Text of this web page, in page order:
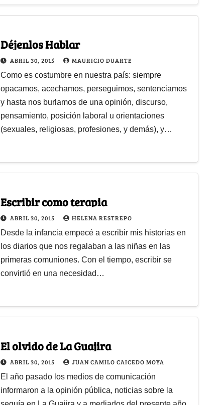
Déjenlos Hablar
ABRIL 30, 2015 MAURICIO DUARTE
Como es costumbre en nuestra país: siempre
opacamos, acechamos, perseguimos, sentenciamos
y hasta nos burlamos de una opinión, discurso,
pensamiento, posición laboral u orientaciones
(sexuales, religiosas, profesiones, y demás), y…
Escribir como terapia
ABRIL 30, 2015 HELENA RESTREPO
Desde la infancia empecé a escribir mis historias en
los diarios que nos regalaban a las niñas en las
primeras comuniones. Con el tiempo, escribir se
convirtió en una necesidad…
El olvido de La Guajira
ABRIL 30, 2015 JUAN CAMILO CAICEDO MOYA
El año pasado los medios de comunicación
informaron a la opinión pública, noticias sobre la